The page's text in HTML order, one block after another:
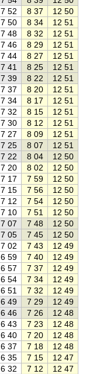
7 52 8 37 12 50
7 50 8 34 12 51
7 48 8 32 12 51
7 46 8 29 12 51
7 44 8 27 12 51
7 41 8 25 12 51
7 39 8 22 12 51
7 37 8 20 12 51
7 34 8 17 12 51
7 32 8 15 12 51
7 30 8 12 12 51
7 27 8 09 12 51
7 25 8 07 12 51
7 22 8 04 12 50
7 20 8 02 12 50
7 17 7 59 12 50
7 15 7 56 12 50
7 12 7 54 12 50
7 10 7 51 12 50
7 07 7 48 12 50
7 05 7 45 12 50
7 02 7 43 12 49
6 59 7 40 12 49
6 57 7 37 12 49
6 54 7 34 12 49
6 51 7 32 12 49
6 49 7 29 12 49
6 46 7 26 12 48
6 43 7 23 12 48
6 40 7 20 12 48
6 37 7 18 12 48
6 35 7 15 12 47
6 32 7 12 12 47